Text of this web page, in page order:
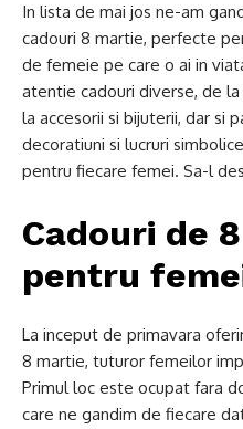
In lista de mai jos ne-am
cadouri 8 martie, perfecte
de femeie pe care o ai in
atentie cadouri diverse, de
la accesorii si bijuterii, dar si
decoratiuni si lucruri
pentru fiecare femei. Sa-l
Cadouri de
pentru
La inceput de primavara
8 martie, tuturor femeilor
Primul loc este ocupat fara
care ne gandim de fiecare